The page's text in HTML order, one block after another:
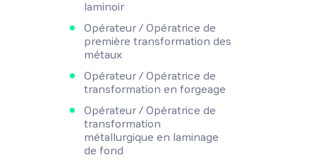
laminoir
Opérateur / Opératrice de
première transformation des
métaux
Opérateur / Opératrice de
transformation en forgeage
Opérateur / Opératrice de
transformation
métallurgique en laminage
de fond